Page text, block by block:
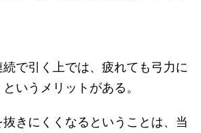
で引く上では、疲れても弓力に
いうメリットがある。
抜きにくくなるということは、当